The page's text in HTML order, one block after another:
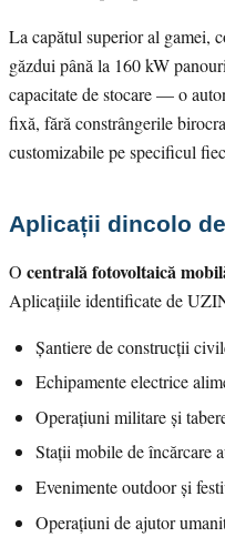
La capătul superior al gamei,
găzdui până la 160 kW
capacitate de stocare — o
fixă, fără constrângerile
customizabile pe specificul
Aplicații dincolo
O centrală fotovoltaică
Aplicațiile identificate de
Șantiere de construcții
Echipamente electrice
Operațiuni militare și
Stații mobile de încărcare
Evenimente outdoor și
Operațiuni de ajutor